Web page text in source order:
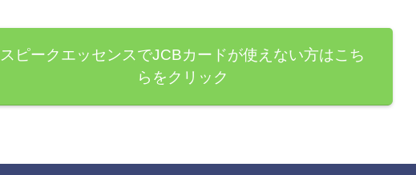
スピークエッセンスでJCBカードが使えない方はこち
らをクリック